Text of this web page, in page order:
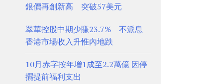
銀價再創新高 突破57美元
翠華控股中期少賺23.7% 不派息
香港市場收入升惟內地跌
10月赤字按年增1成至2.2萬億 因停
擺提前福利支出